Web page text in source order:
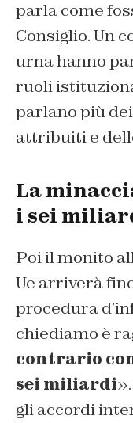
parla come
Consiglio. Un
urna hanno
ruoli
parlano più
attribuiti e
La
i sei
Poi il monito
Ue arriverà
procedura
chiediamo è
contrario
sei miliardi
gli accordi